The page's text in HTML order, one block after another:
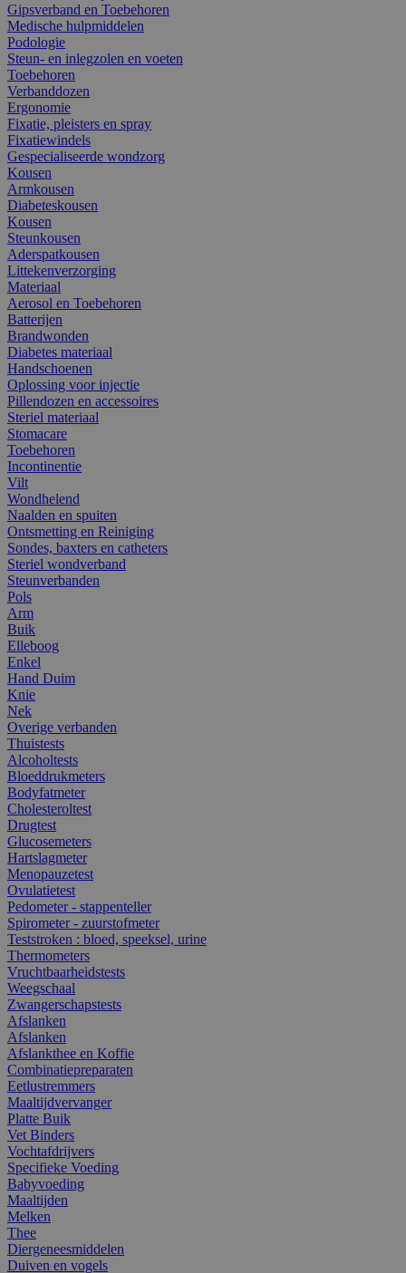
Gipsverband en Toebehoren
Medische hulpmiddelen
Podologie
Steun- en inlegzolen en voeten
Toebehoren
Verbanddozen
Ergonomie
Fixatie, pleisters en spray
Fixatiewindels
Gespecialiseerde wondzorg
Kousen
Armkousen
Diabeteskousen
Kousen
Steunkousen
Aderspatkousen
Littekenverzorging
Materiaal
Aerosol en Toebehoren
Batterijen
Brandwonden
Diabetes materiaal
Handschoenen
Oplossing voor injectie
Pillendozen en accessoires
Steriel materiaal
Stomacare
Toebehoren
Incontinentie
Vilt
Wondhelend
Naalden en spuiten
Ontsmetting en Reiniging
Sondes, baxters en catheters
Steriel wondverband
Steunverbanden
Pols
Arm
Buik
Elleboog
Enkel
Hand Duim
Knie
Nek
Overige verbanden
Thuistests
Alcoholtests
Bloeddrukmeters
Bodyfatmeter
Cholesteroltest
Drugtest
Glucosemeters
Hartslagmeter
Menopauzetest
Ovulatietest
Pedometer - stappenteller
Spirometer - zuurstofmeter
Teststroken : bloed, speeksel, urine
Thermometers
Vruchtbaarheidstests
Weegschaal
Zwangerschapstests
Afslanken
Afslanken
Afslankthee en Koffie
Combinatiepreparaten
Eetlustremmers
Maaltijdvervanger
Platte Buik
Vet Binders
Vochtafdrijvers
Specifieke Voeding
Babyvoeding
Maaltijden
Melken
Thee
Diergeneesmiddelen
Duiven en vogels